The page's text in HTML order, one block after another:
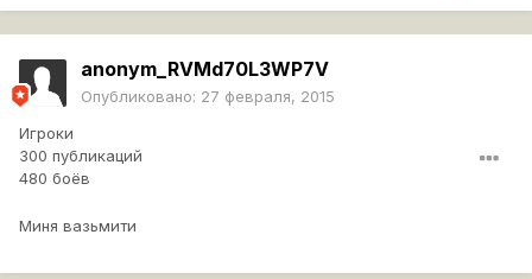
anonym_RVMd70L3WP7V
Опубликовано: 27 февраля, 2015
Игроки
300 публикаций
480 боёв
Миня вазьмити